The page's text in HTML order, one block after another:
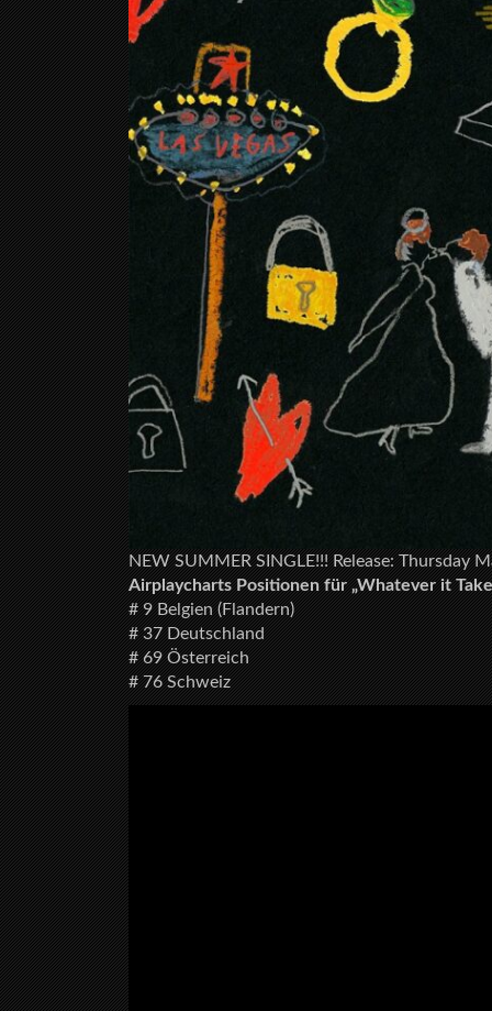
NEW SUMMER SINGLE!!! Release: Thursday
Airplaycharts Positionen für „Whatever it
# 9 Belgien (Flandern)
# 37 Deutschland
# 69 Österreich
# 76 Schweiz